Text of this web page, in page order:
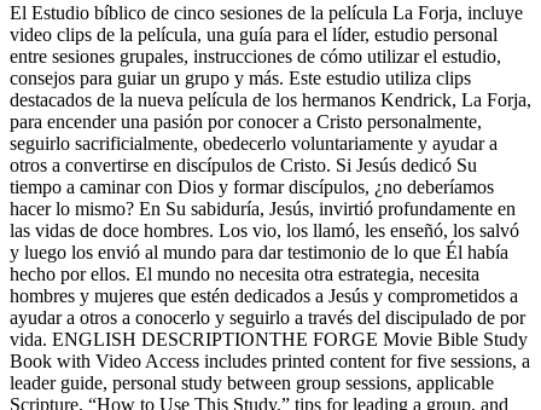
El Estudio bíblico de cinco sesiones de la película La Forja, incluye
video clips de la película, una guía para el líder, estudio personal
entre sesiones grupales, instrucciones de cómo utilizar el estudio,
consejos para guiar un grupo y más. Este estudio utiliza clips
destacados de la nueva película de los hermanos Kendrick, La Forja,
para encender una pasión por conocer a Cristo personalmente,
seguirlo sacrificialmente, obedecerlo voluntariamente y ayudar a
otros a convertirse en discípulos de Cristo. Si Jesús dedicó Su
tiempo a caminar con Dios y formar discípulos, ¿no deberíamos
hacer lo mismo? En Su sabiduría, Jesús, invirtió profundamente en
las vidas de doce hombres. Los vio, los llamó, les enseñó, los salvó
y luego los envió al mundo para dar testimonio de lo que Él había
hecho por ellos. El mundo no necesita otra estrategia, necesita
hombres y mujeres que estén dedicados a Jesús y comprometidos a
ayudar a otros a conocerlo y seguirlo a través del discipulado de por
vida. ENGLISH DESCRIPTIONTHE FORGE Movie Bible Study
Book with Video Access includes printed content for five sessions, a
leader guide, personal study between group sessions, applicable
Scripture, “How to Use This Study,” tips for leading a group, and